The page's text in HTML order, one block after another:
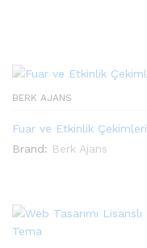
BERK AJANS
Fuar ve Etkinlik Çekimleri
Brand: Berk Ajans